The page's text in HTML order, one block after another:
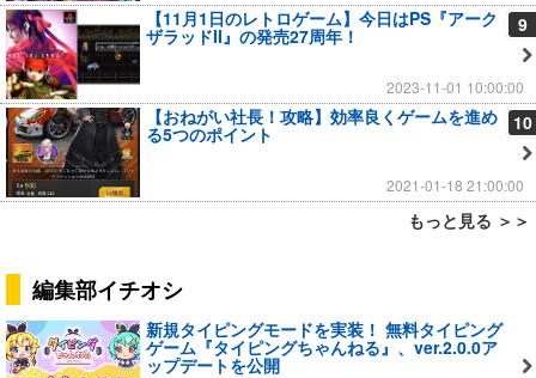
9
【11月1日のレトロゲーム】今日はPS『アーク
ザラッドII』の発売27周年！
2023-11-01 10:00:00
10
【おねがい社長！攻略】効率良くゲームを進め
る5つのポイント
2021-01-18 21:00:00
もっと見る ＞＞
編集部イチオシ
新規タイピングモードを実装！ 無料タイピング
ゲーム『タイピングちゃんねる』、ver.2.0.0ア
ップデートを公開